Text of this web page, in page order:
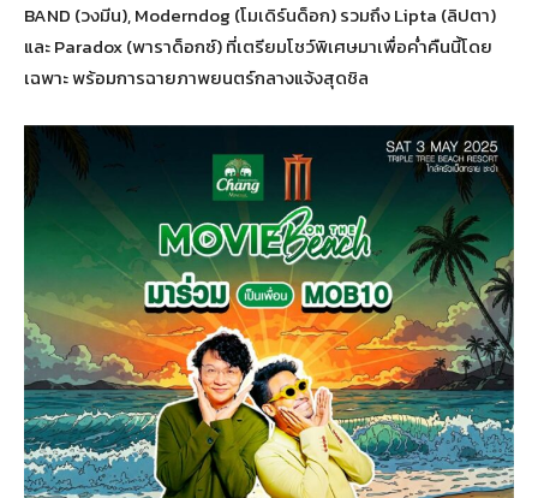
BAND (วงมีน), Moderndog (โมเดิร์นด็อก) รวมถึง Lipta (ลิปตา)
และ Paradox (พาราด็อกซ์) ที่เตรียมโชว์พิเศษมาเพื่อค่ำคืนนี้โดย
เฉพาะ พร้อมการฉายภาพยนตร์กลางแจ้งสุดชิล